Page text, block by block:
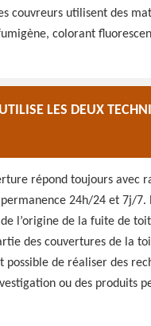
couvreurs utilisent des
colorant
LES DEUX
répond toujours avec
24h/24 et 7j/
l’origine de la fuite de
des couvertures de la
de réaliser des
ou des produits